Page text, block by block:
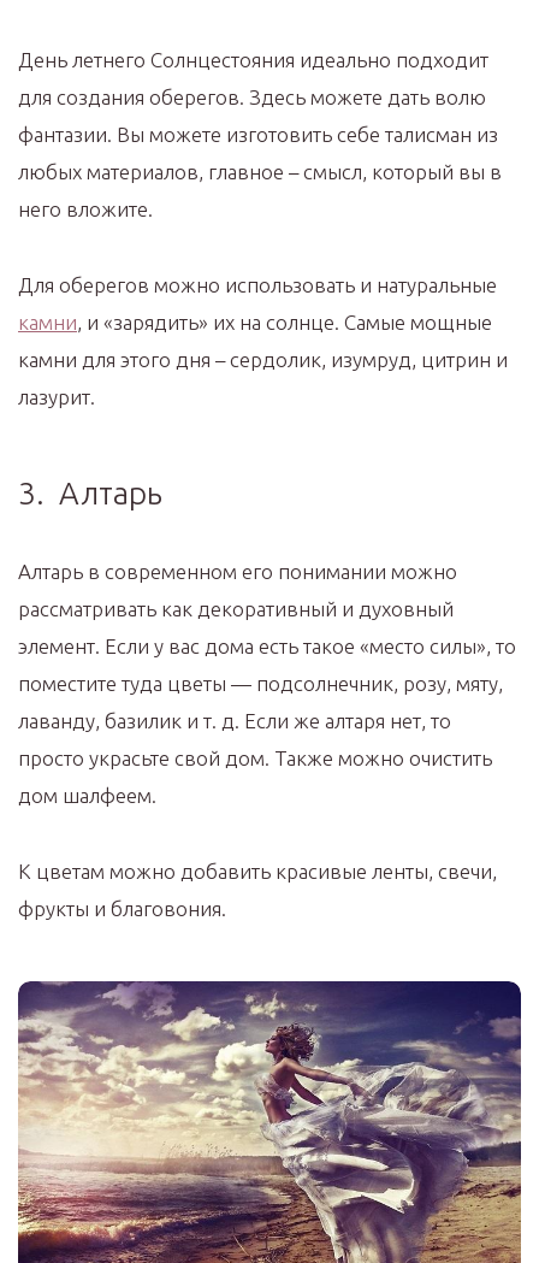
День летнего Солнцестояния идеально подходит
для создания оберегов. Здесь можете дать волю
фантазии. Вы можете изготовить себе талисман из
любых материалов, главное – смысл, который вы в
него вложите.
Для оберегов можно использовать и натуральные
камни , и «зарядить» их на солнце. Самые мощные
камни для этого дня – сердолик, изумруд, цитрин и
лазурит.
3. Алтарь
Алтарь в современном его понимании можно
рассматривать как декоративный и духовный
элемент. Если у вас дома есть такое «место силы», то
поместите туда цветы — подсолнечник, розу, мяту,
лаванду, базилик и т. д. Если же алтаря нет, то
просто украсьте свой дом. Также можно очистить
дом шалфеем.
К цветам можно добавить красивые ленты, свечи,
фрукты и благовония.